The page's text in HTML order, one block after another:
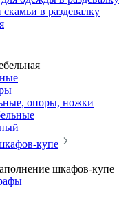
в раздевалку
опоры, ножки
купе
шкафов-купе